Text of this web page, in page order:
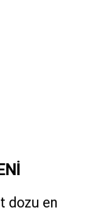
dozu en